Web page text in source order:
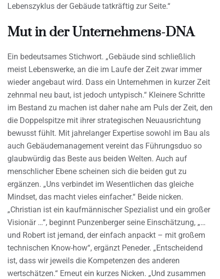
Lebenszyklus der Gebäude tatkräftig zur Seite.“
Mut in der Unternehmens-DNA
Ein bedeutsames Stichwort. „Gebäude sind schließlich
meist Lebenswerke, an die im Laufe der Zeit zwar immer
wieder angebaut wird. Dass ein Unternehmen in kurzer Zeit
zehnmal neu baut, ist jedoch untypisch.“ Kleinere Schritte
im Bestand zu machen ist daher nahe am Puls der Zeit, den
die Doppelspitze mit ihrer strategischen Neuausrichtung
bewusst fühlt. Mit jahrelanger Expertise sowohl im Bau als
auch Gebäudemanagement vereint das Führungsduo so
glaubwürdig das Beste aus beiden Welten. Auch auf
menschlicher Ebene scheinen sich die beiden gut zu
ergänzen. „Uns verbindet im Wesentlichen das gleiche
Mindset, das macht vieles einfacher.“ Beide nicken.
„Christian ist ein kaufmännischer Spezialist und ein großer
Visionär …“, beginnt Punzenberger seine Einschätzung, „…
und Robert ist jemand, der einfach anpackt – mit großem
technischen Know-how“, ergänzt Peneder. „Entscheidend
ist, dass wir jeweils die Kompetenzen des anderen
wertschätzen.“ Erneut ein kurzes Nicken. „Und zusammen